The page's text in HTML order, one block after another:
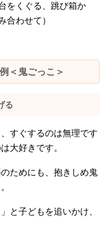
をくぐる、跳び箱か
合わせて）
＜鬼ごっこ＞
る
すぐするのは無理です
大好きです。
ためにも、抱きしめ鬼
と子どもを追いかけ、